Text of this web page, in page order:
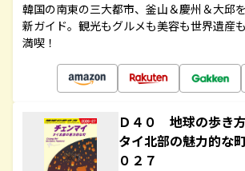
韓国の南東の三大都市、釜山＆慶州＆大邱
新ガイド。観光もグルメも美容も世界遺産
満喫！
Ｄ４０ 地球の歩き
タイ北部の魅力的な
０２７